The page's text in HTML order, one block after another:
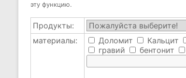
эту функцию.
Продукты:
материалы:
Доломит Кальцит
гравий
бентонит